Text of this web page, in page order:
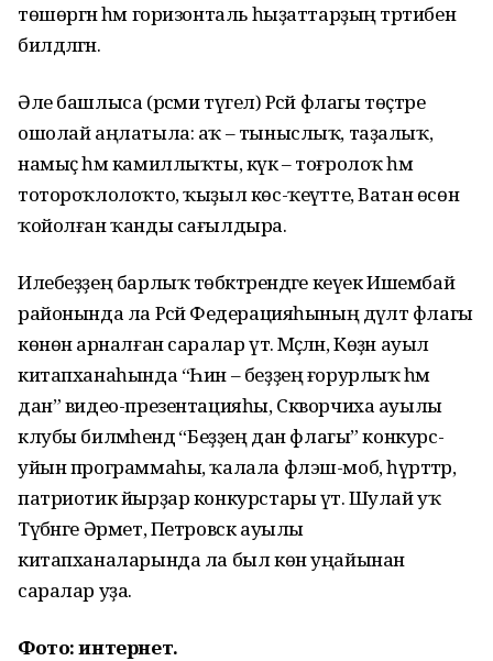
төшөргән һәм горизонталь һыҙаттарҙың тәртибен
билдәләгән.
Әле башлыса (рәсми түгел) Рәсәй флагы төҫтәре
ошолай аңлатыла: аҡ – тыныслыҡ, таҙалыҡ,
намыҫ һәм камиллыҡты, күк – тоғролоҡ һәм
тотороҡлолоҡто, ҡыҙыл көс-ҡеүәтте, Ватан өсөн
ҡойолған ҡанды сағылдыра.
Илебеҙҙең барлыҡ төбәктәрендәге кеүек Ишембай
районында ла Рәсәй Федерацияһының дәүләт флагы
көнөнә арналған саралар үтә. Мәҫәлән, Көҙән ауыл
китапханаһында “Һин – беҙҙең ғорурлыҡ һәм
дан” видео-презентацияһы, Скворчиха ауылы
клубы биләмәһендә “Беҙҙең дан флагы” конкурс-
уйын программаһы, ҡалала флэш-моб, һүрәттәр,
патриотик йырҙар конкурстары үтә. Шулай уҡ
Түбәнге Әрмет, Петровск ауылы
китапханаларында ла был көн уңайынан
саралар уҙа.
Фото: интернет.